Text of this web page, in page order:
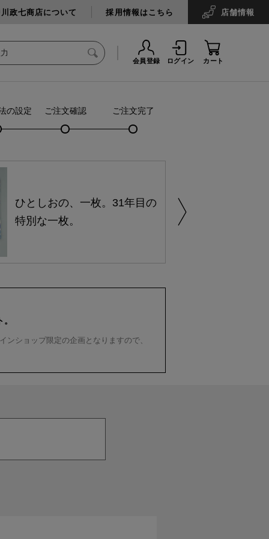
政七商店について 採用情報はこちら 店舗情報
会員登録 ログイン カート
の設定 ご注文確認 ご注文完了
ひとしおの、一枚。31年目の
特別な一枚。
ショップ限定の企画となりますので、